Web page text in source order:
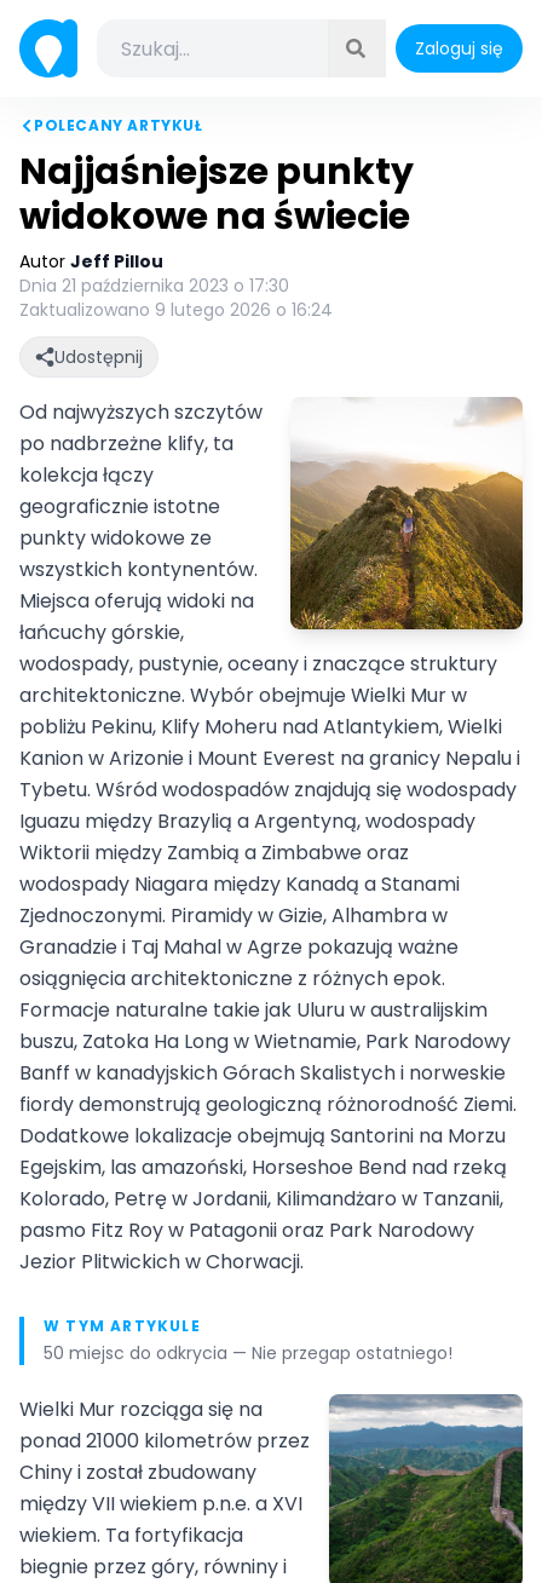
Zaloguj się
POLECANY ARTYKUŁ
Najjaśniejsze punkty
widokowe na świecie
Autor Jeff Pillou
Dnia 21 października 2023 o 17:30
Zaktualizowano 9 lutego 2026 o 16:24
Udostępnij
Od najwyższych szczytów
po nadbrzeżne klify, ta
kolekcja łączy
geograficznie istotne
punkty widokowe ze
wszystkich kontynentów.
Miejsca oferują widoki na
łańcuchy górskie,
wodospady, pustynie, oceany i znaczące struktury
architektoniczne. Wybór obejmuje Wielki Mur w
pobliżu Pekinu, Klify Moheru nad Atlantykiem, Wielki
Kanion w Arizonie i Mount Everest na granicy Nepalu i
Tybetu. Wśród wodospadów znajdują się wodospady
Iguazu między Brazylią a Argentyną, wodospady
Wiktorii między Zambią a Zimbabwe oraz
wodospady Niagara między Kanadą a Stanami
Zjednoczonymi. Piramidy w Gizie, Alhambra w
Granadzie i Taj Mahal w Agrze pokazują ważne
osiągnięcia architektoniczne z różnych epok.
Formacje naturalne takie jak Uluru w australijskim
buszu, Zatoka Ha Long w Wietnamie, Park Narodowy
Banff w kanadyjskich Górach Skalistych i norweskie
fiordy demonstrują geologiczną różnorodność Ziemi.
Dodatkowe lokalizacje obejmują Santorini na Morzu
Egejskim, las amazoński, Horseshoe Bend nad rzeką
Kolorado, Petrę w Jordanii, Kilimandżaro w Tanzanii,
pasmo Fitz Roy w Patagonii oraz Park Narodowy
Jezior Plitwickich w Chorwacji.
W TYM ARTYKULE
50 miejsc do odkrycia — Nie przegap ostatniego!
Wielki Mur rozciąga się na
ponad 21000 kilometrów przez
Chiny i został zbudowany
między VII wiekiem p.n.e. a XVI
wiekiem. Ta fortyfikacja
biegnie przez góry, równiny i